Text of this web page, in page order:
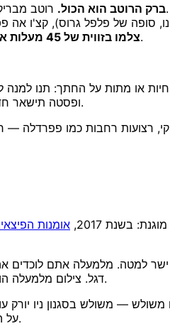
ברק הרוטב הוא הכול.רוטב מבריק נקרא כטרי ועשיר; רוטב עמום ומקורר נקרא כמטבח מוסדי. צלמו מהר, כשהוא חם, ותתפסו את הברק.
צלמו בזווית של 45 מעלות או קרוב לגובה העיניים.כך מציגים את המזלג המורם, את עומק הקערה, ואת כל אדים שעולים מלמעלה.
חיות או מתות על החתך: תנו למנה
ופסטה תישאר חדה כתער על הצלחת. גוש מתמוטט ונוזל נראה כמו שאריות; קיר פריך ומרובד נראה כמו יום ראשון אצל סבתא.
רצועות רחבות כמו פפרדלה —
בשנת 2017,
אומנות
ישר למטה. מלמעלה אתם לוכדים
דגל. צילום מלמעלה.
משולש — משולש בסגנון ניו
על הכפתור. רדו נמוך, האירו מאחור או מהצד כך שהחוטים והאדים יזהרו, וצלמו עשרים פריימים כדי לקלוע באחד.